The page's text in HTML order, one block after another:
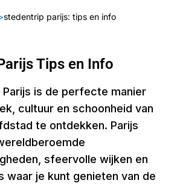
stedentrip parijs: tips en info
Tips en Info
Parijs is de perfecte manier
cultuur en schoonheid van
te ontdekken. Parijs
sfeervolle wijken en
waar je kunt genieten van de